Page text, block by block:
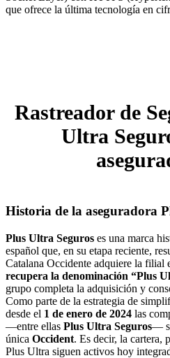
que ofrece la última tecnología en
Rastreador de
Ultra
Historia de la aseguradora
Plus Ultra Seguros es una marca
español que, en su etapa reciente,
Catalana Occidente adquiere la filial
recupera la denominación “Plus
grupo completa la adquisición y
Como parte de la estrategia de
desde el 1 de enero de 2024 las
—entre ellas Plus Ultra Seguros—
única Occident. Es decir, la cartera,
Plus Ultra siguen activos hoy